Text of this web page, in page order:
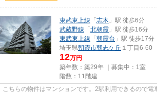
東武東上線 「 志木 」駅 徒歩6分
武蔵野線 「 北朝霞 」駅 徒歩16分
東武東上線 「 朝霞台 」駅 徒歩17分
埼玉県朝霞市朝志ケ丘 １丁目6-60
12万円
築年数：築29年 ｜募集中： 1室
階数：11階建
こちらの物件はマンションです。2駅利用できるので電